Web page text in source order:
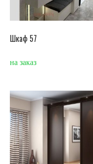
Шкаф 57
на заказ